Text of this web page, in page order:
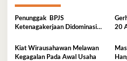
Penunggak BPJS
Ketenagakerjaan Didominasi
20
Kiat Wirausahawan Melawan
Kegagalan Pada Awal Usaha